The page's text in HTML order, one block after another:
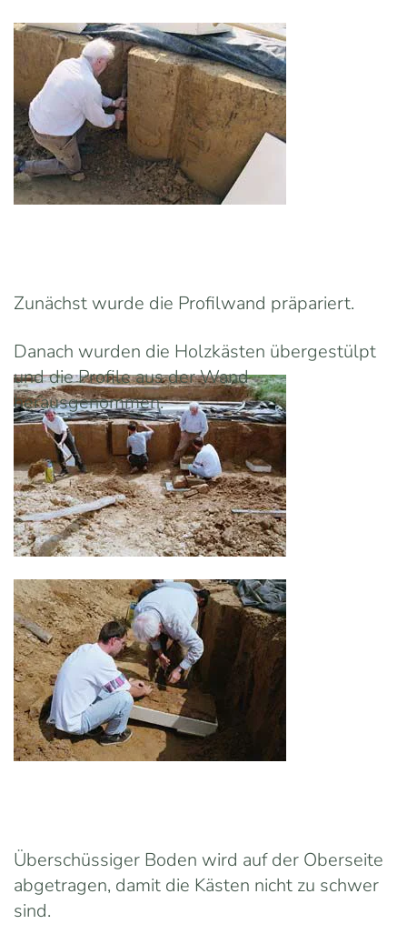
Zunächst wurde die Profilwand präpariert.
Danach wurden die Holzkästen übergestülpt
und die Profile aus der Wand
herausgenommen.
Überschüssiger Boden wird auf der Oberseite
abgetragen, damit die Kästen nicht zu schwer
sind.